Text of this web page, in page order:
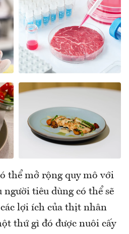
thể mở rộng quy mô với
tiêu dùng có thể sẽ
lợi ích của thịt nhân
thứ gì đó được nuôi cấy